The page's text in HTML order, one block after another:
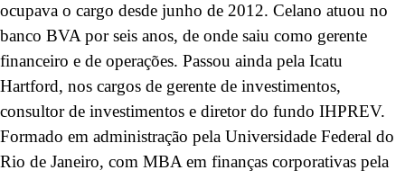
ocupava o cargo desde junho de 2012. Celano atuou no
banco BVA por seis anos, de onde saiu como gerente
financeiro e de operações. Passou ainda pela Icatu
Hartford, nos cargos de gerente de investimentos,
consultor de investimentos e diretor do fundo IHPREV.
Formado em administração pela Universidade Federal do
Rio de Janeiro, com MBA em finanças corporativas pela